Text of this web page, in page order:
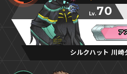
Lv.70
ア
ア
ア
シルクハット 川崎